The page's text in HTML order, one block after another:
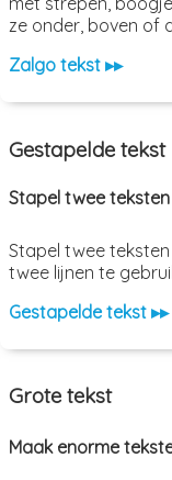
ze onder, boven of
Zalgo tekst ▸▸
Gestapelde tekst
Stapel twee
Stapel twee
twee lijnen te
Gestapelde tekst ▸▸
Grote tekst
Maak enorme